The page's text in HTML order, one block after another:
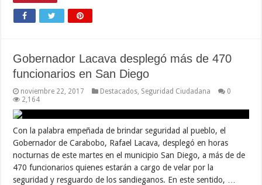
Gobernador Lacava desplegó más de 470
funcionarios en San Diego
noviembre 22, 2017 Destacados Seguridad Ciudadana
0
2,164
Con la palabra empeñada de brindar seguridad al pueblo, el
Gobernador de Carabobo, Rafael Lacava, desplegó en horas
nocturnas de este martes en el municipio San Diego, a más de de
470 funcionarios quienes estarán a cargo de velar por la
seguridad y resguardo de los sandieganos. En este sentido, …